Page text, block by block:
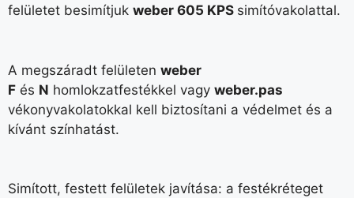
felületet besimítjuk weber 605 KPS simítóvakolattal.
A megszáradt felületen weber
F és N homlokzatfestékkel vagy weber.pas
vékonyvakolatokkal kell biztosítani a védelmet és a
kívánt színhatást.
Simított, festett felületek javítása: a festékréteget